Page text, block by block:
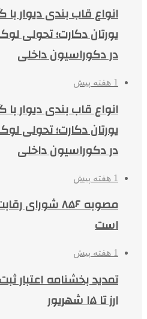
انواع قاب بندی دیوار
یورتان دکارت؛ تحولی
در دکوراسیون داخلی
1 هفته پیش
انواع قاب بندی دیوار
یورتان دکارت؛ تحولی
در دکوراسیون داخلی
1 هفته پیش
مصوبه ۸۵۶
است
1 هفته پیش
تمدید بخشنامه اعتبار
ارز تا ۱۵ شهریور